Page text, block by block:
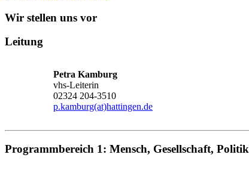
Wir stellen uns vor
Leitung
Petra Kamburg
vhs-Leiterin
02324 204-3510
p.kamburg(at)hattingen.de
Programmbereich 1: Mensch, Gesellschaft, Politik